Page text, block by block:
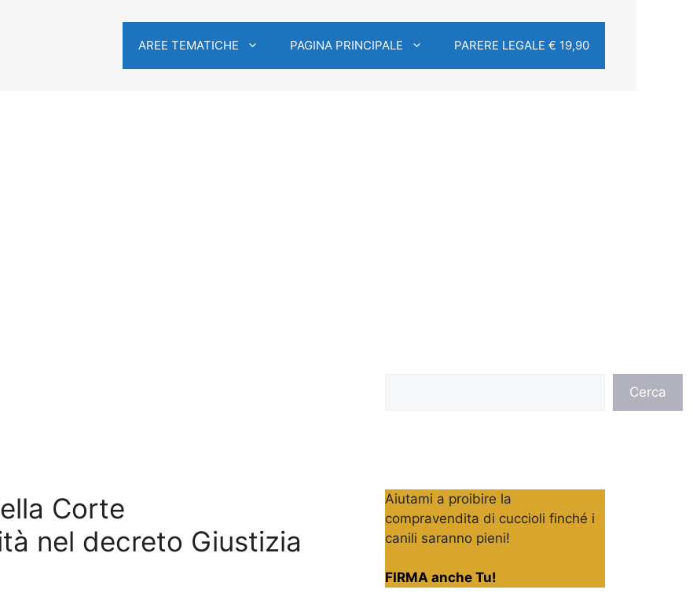
AREE TEMATICHE PAGINA PRINCIPALE PARERE LEGALE € 19,90
Corte
nel decreto Giustizia
Cerca
Aiutami a proibire la
compravendita di cuccioli finché i
canili saranno pieni!
FIRMA anche Tu!